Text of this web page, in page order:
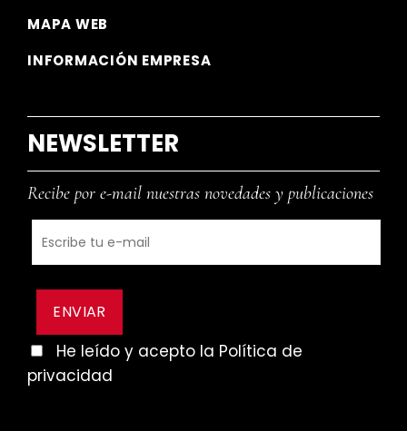
MAPA WEB
INFORMACIÓN EMPRESA
NEWSLETTER
Recibe por e-mail nuestras novedades y publicaciones
He leído y acepto la Política de
privacidad